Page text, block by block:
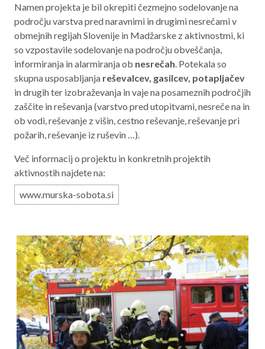
NAŠE STORITVE
REGIJA
STIK
AKTUALNO
RAZPISI
Namen projekta je bil okrepiti čezmejno sodelovanje na
področju varstva pred naravnimi in drugimi nesrečami v
obmejnih regijah Slovenije in Madžarske z aktivnostmi, ki
so vzpostavile sodelovanje na področju obveščanja,
informiranja in alarmiranja ob nesrečah. Potekala so
skupna usposabljanja reševalcev, gasilcev, potapljačev
in drugih ter izobraževanja in vaje na posameznih področjih
zaščite in reševanja (varstvo pred utopitvami, nesreče na in
ob vodi, reševanje z višin, cestno reševanje, reševanje pri
požarih, reševanje iz ruševin …).
Več informacij o projektu in konkretnih projektih
aktivnostih najdete na:
www.murska-sobota.si